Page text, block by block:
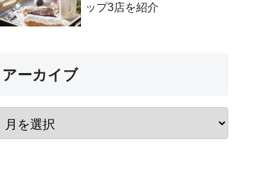
ップ3店を紹介
アーカイブ